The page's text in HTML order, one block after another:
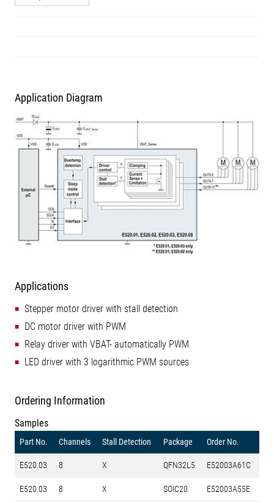
Application Diagram
Applications
Stepper motor driver with stall detection
DC motor driver with PWM
Relay driver with VBAT- automatically PWM
LED driver with 3 logarithmic PWM sources
Ordering Information
Samples
Part No. Channels Stall Detection Package Order No.
E520.03 8 X QFN32L5 E52003A61C
E520.03 8 X SOIC20 E52003A55E